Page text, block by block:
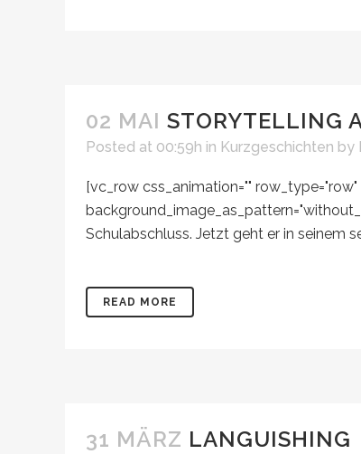
02 MAI STORYTELLING
Posted at 00:59h in Kurzgeschichten by
[vc_row css_animation=""
Schulabschluss. Jetzt geht er in seinem
READ MORE
31 MÄRZ LANGUISHING